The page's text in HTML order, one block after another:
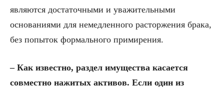
являются достаточными и уважительными
основаниями для немедленного расторжения брака,
без попыток формального примирения.
– Как известно, раздел имущества касается
совместно нажитых активов. Если один из